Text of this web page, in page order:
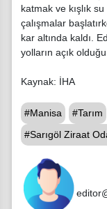
katmak ve kışlık
çalışmalar
kar altında kaldı.
yolların açık
Kaynak: İHA
#Manisa #Tarım
#Sarıgöl Ziraat